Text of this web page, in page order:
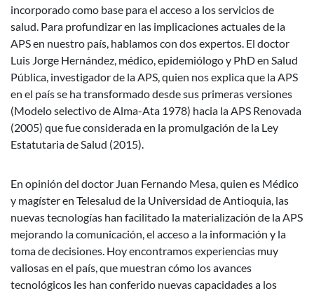
incorporado como base para el acceso a los servicios de
salud. Para profundizar en las implicaciones actuales de la
APS en nuestro país, hablamos con dos expertos. El doctor
Luis Jorge Hernández, médico, epidemiólogo y PhD en Salud
Pública, investigador de la APS, quien nos explica que la APS
en el país se ha transformado desde sus primeras versiones
(Modelo selectivo de Alma-Ata 1978) hacia la APS Renovada
(2005) que fue considerada en la promulgación de la Ley
Estatutaria de Salud (2015).
En opinión del doctor Juan Fernando Mesa, quien es Médico
y magíster en Telesalud de la Universidad de Antioquia, las
nuevas tecnologías han facilitado la materialización de la APS
mejorando la comunicación, el acceso a la información y la
toma de decisiones. Hoy encontramos experiencias muy
valiosas en el país, que muestran cómo los avances
tecnológicos les han conferido nuevas capacidades a los